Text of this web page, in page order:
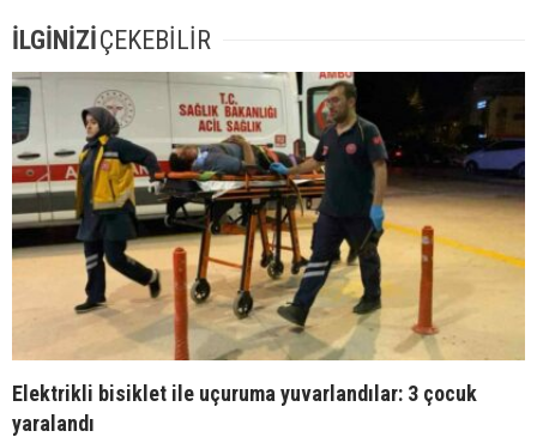
İLGİNİZİÇEKEBİLİR
Elektrikli bisiklet ile uçuruma yuvarlandılar: 3 çocuk
yaralandı